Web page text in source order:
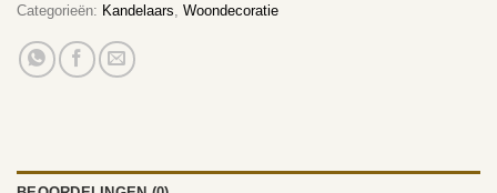
Categorieën: Kandelaars Woondecoratie